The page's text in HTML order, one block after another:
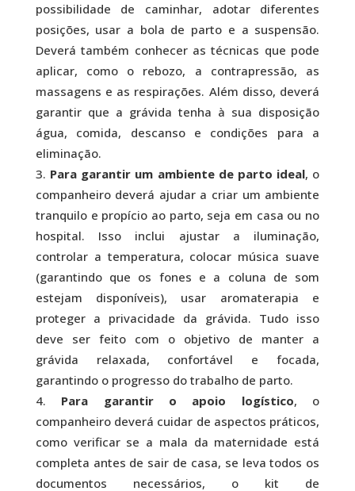
possibilidade de caminhar, adotar diferentes
posições, usar a bola de parto e a suspensão.
Deverá também conhecer as técnicas que pode
aplicar, como o rebozo, a contrapressão, as
massagens e as respirações. Além disso, deverá
garantir que a grávida tenha à sua disposição
água, comida, descanso e condições para a
eliminação.
Para garantir um ambiente de parto ideal, o
companheiro deverá ajudar a criar um ambiente
tranquilo e propício ao parto, seja em casa ou no
hospital. Isso inclui ajustar a iluminação,
controlar a temperatura, colocar música suave
(garantindo que os fones e a coluna de som
estejam disponíveis), usar aromaterapia e
proteger a privacidade da grávida. Tudo isso
deve ser feito com o objetivo de manter a
grávida relaxada, confortável e focada,
garantindo o progresso do trabalho de parto.
Para garantir o apoio logístico, o
companheiro deverá cuidar de aspectos práticos,
como verificar se a mala da maternidade está
completa antes de sair de casa, se leva todos os
documentos necessários, o kit de